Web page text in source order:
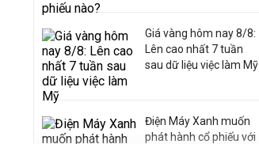
Giá vàng hôm nay 8/8:
Lên cao nhất 7 tuần
sau dữ liệu việc làm Mỹ
Điện Máy Xanh muốn
phát hành cổ phiếu với